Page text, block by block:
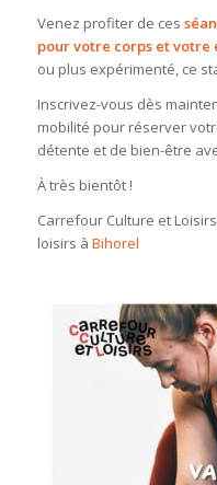
Venez profiter de ces
pour votre corps et votre
ou plus expérimenté, ce
Inscrivez-vous dès
mobilité pour réserver
détente et de bien-être
À très bientôt !
Carrefour Culture et
loisirs à Bihorel